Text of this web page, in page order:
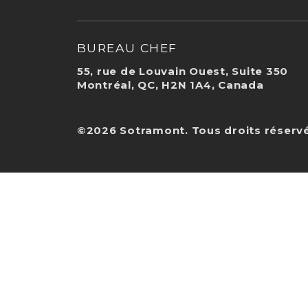
BUREAU CHEF
55, rue de Louvain Ouest, Suite 350
Montréal, QC, H2N 1A4, Canada
©2026 Sotramont. Tous droits